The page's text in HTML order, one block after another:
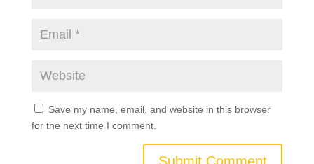
Save my name, email, and website in this browser
for the next time I comment.